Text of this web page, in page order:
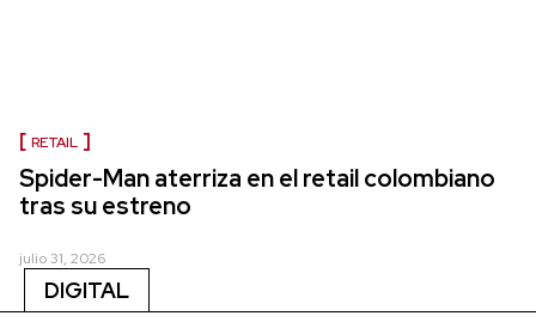
RETAIL
Spider-Man aterriza en el retail colombiano
tras su estreno
julio 31, 2026
DIGITAL